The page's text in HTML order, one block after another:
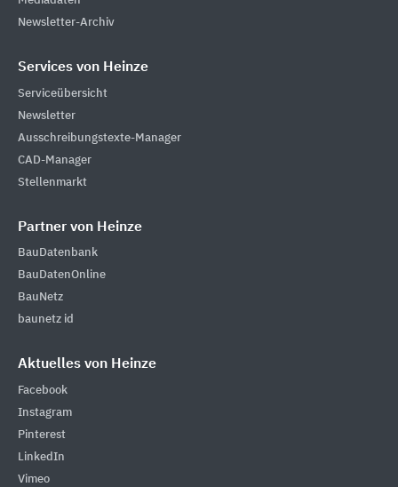
Newsletter-Archiv
Services von Heinze
Serviceübersicht
Newsletter
Ausschreibungstexte-Manager
CAD-Manager
Stellenmarkt
Partner von Heinze
BauDatenbank
BauDatenOnline
BauNetz
baunetz id
Aktuelles von Heinze
Facebook
Instagram
Pinterest
LinkedIn
Vimeo